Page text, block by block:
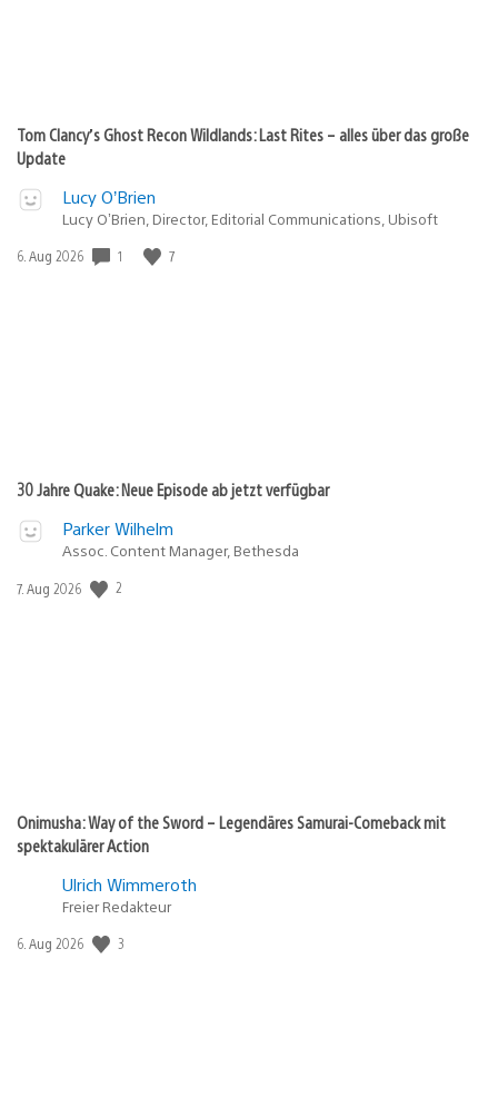
Tom Clancy’s Ghost Recon Wildlands: Last Rites – alles über das große
Update
Lucy O’Brien
Lucy O’Brien, Director, Editorial Communications, Ubisoft
Veröffentlichungsdatum:
6. Aug 2026 1 7
30 Jahre Quake: Neue Episode ab jetzt verfügbar
Parker Wilhelm
Assoc. Content Manager, Bethesda
Veröffentlichungsdatum:
7. Aug 2026 2
Onimusha: Way of the Sword – Legendäres Samurai-Comeback mit
spektakulärer Action
Ulrich Wimmeroth
Freier Redakteur
Veröffentlichungsdatum:
6. Aug 2026 3